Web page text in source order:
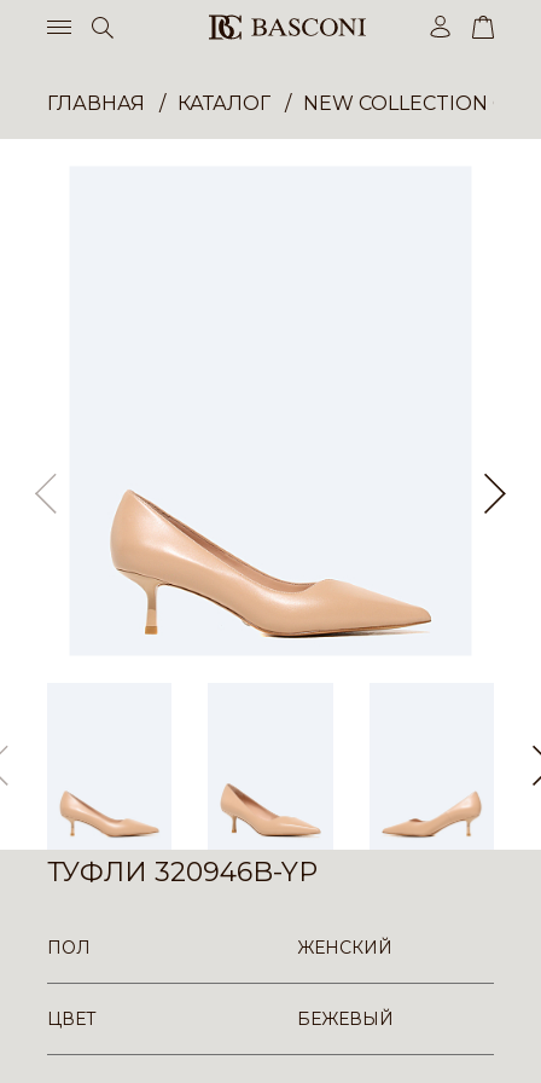
ГЛАВНАЯ КАТАЛОГ NEW COLLECTION
ТУФЛИ 320946B-YP
ПОЛ ЖЕНСКИЙ
ЦВЕТ БЕЖЕВЫЙ